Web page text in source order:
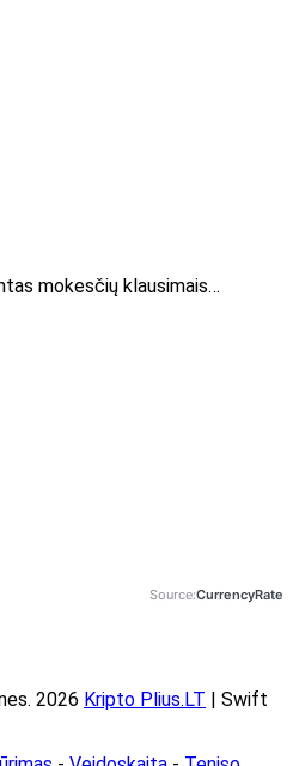
mokesčių klausimais…
Source:CurrencyRate
2026 Kripto Plius.LT | Swift